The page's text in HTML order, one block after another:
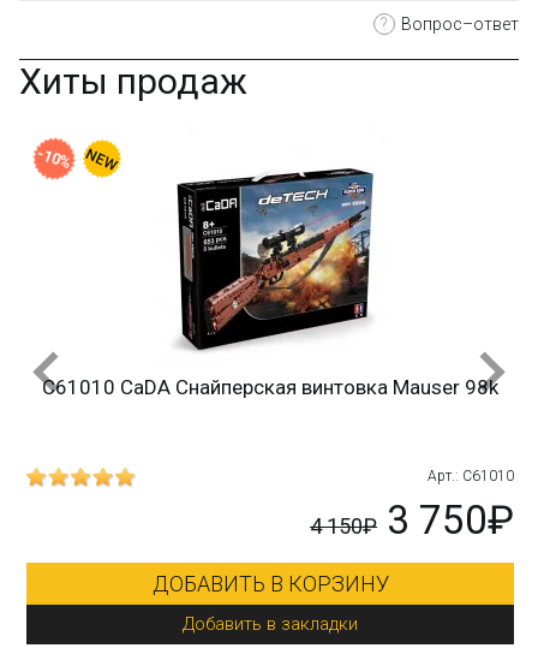
? Вопрос–ответ
Хиты продаж
C61010 CaDA Снайперская винтовка Mauser 98k
Арт.: C61010
4 150₽ 3 750₽
ДОБАВИТЬ В КОРЗИНУ
Добавить в закладки
-10%